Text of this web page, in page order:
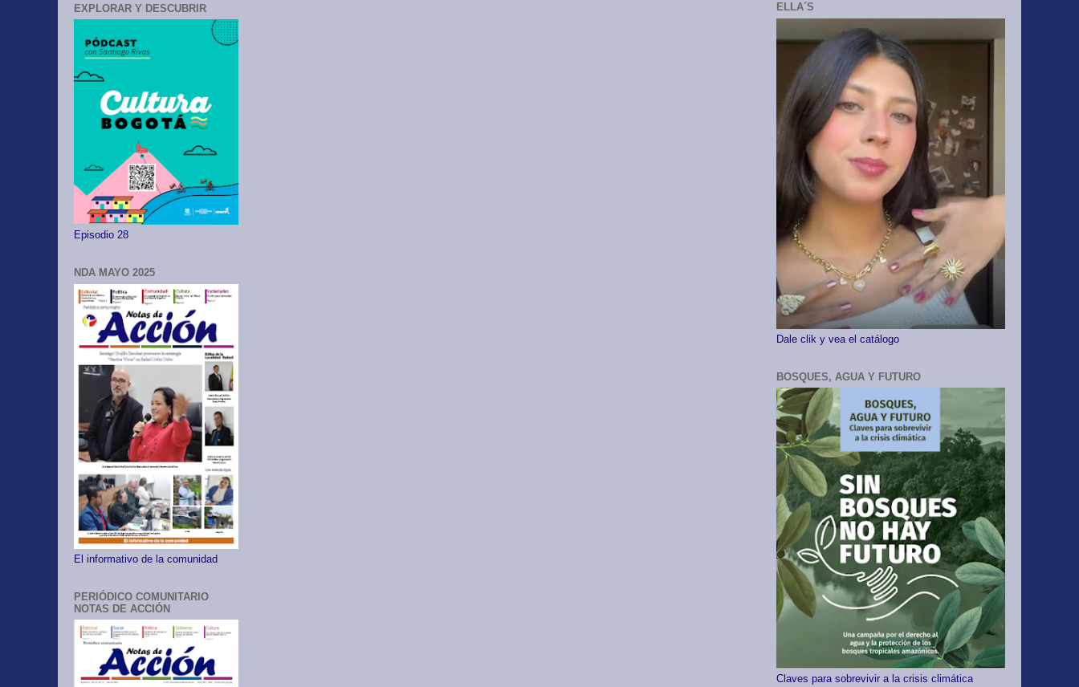
EXPLORAR Y DESCUBRIR
Episodio 28
NDA MAYO 2025
El informativo de la comunidad
PERIÓDICO COMUNITARIO
NOTAS DE ACCIÓN
ELLA´S
Dale clik y vea el catálogo
BOSQUES, AGUA Y FUTURO
Claves para sobrevivir a la crisis climática